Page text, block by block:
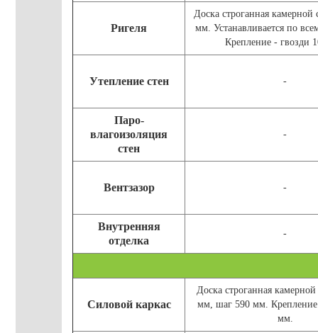
Ригеля
Доска строганная
мм. Устанавливается по
Крепление - гвозди
Утепление стен -
Паро-
влагоизоляция
стен
-
Вентзазор -
Внутренняя
отделка
-
Силовой каркас
Доска строганная
мм, шаг 590 мм. Крепление
мм.